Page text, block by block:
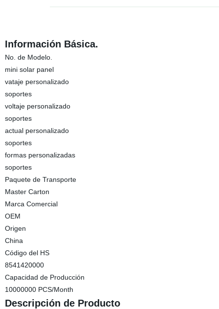
Información Básica.
No. de Modelo.
mini solar panel
vataje personalizado
soportes
voltaje personalizado
soportes
actual personalizado
soportes
formas personalizadas
soportes
Paquete de Transporte
Master Carton
Marca Comercial
OEM
Origen
China
Código del HS
8541420000
Capacidad de Producción
10000000 PCS/Month
Descripción de Producto